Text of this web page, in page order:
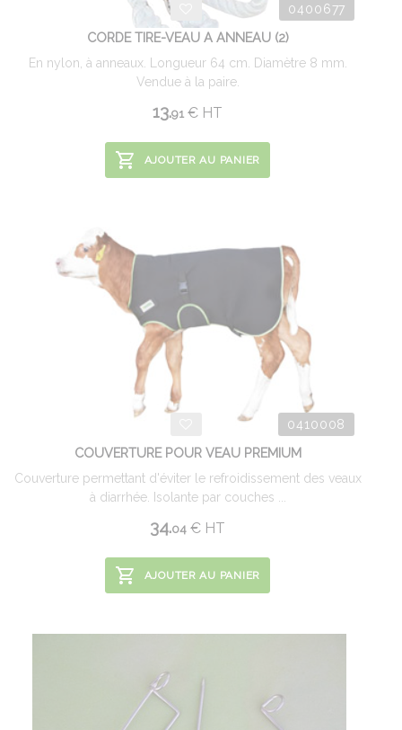
0400677
CORDE TIRE-VEAU A ANNEAU (2)
En nylon, à anneaux. Longueur 64 cm. Diamètre 8 mm.
Vendue à la paire.
13.91 € HT
AJOUTER AU PANIER
0410008
COUVERTURE POUR VEAU PREMIUM
Couverture permettant d'éviter le refroidissement des veaux
à diarrhée. Isolante par couches ...
34.04 € HT
AJOUTER AU PANIER